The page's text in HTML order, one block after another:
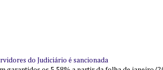
do Judiciário é sancionada